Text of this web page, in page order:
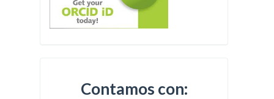
Contamos con: